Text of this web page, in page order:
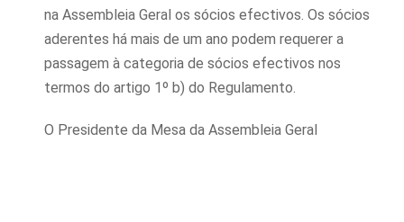
na Assembleia Geral os sócios efectivos. Os sócios
aderentes há mais de um ano podem requerer a
passagem à categoria de sócios efectivos nos
termos do artigo 1º b) do Regulamento.
O Presidente da Mesa da Assembleia Geral